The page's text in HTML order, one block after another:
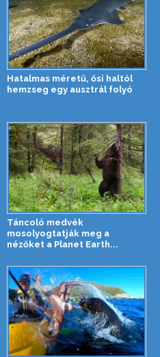
Hatalmas méretű, ősi haltól
hemzseg egy ausztrál folyó
Táncoló medvék
mosolyogtatják meg a
nézőket a Planet Earth...